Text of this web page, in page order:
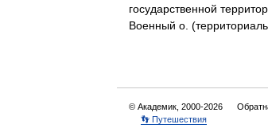
государственной
Военный о.
© Академик, 2000-2026
👣 Путешествия